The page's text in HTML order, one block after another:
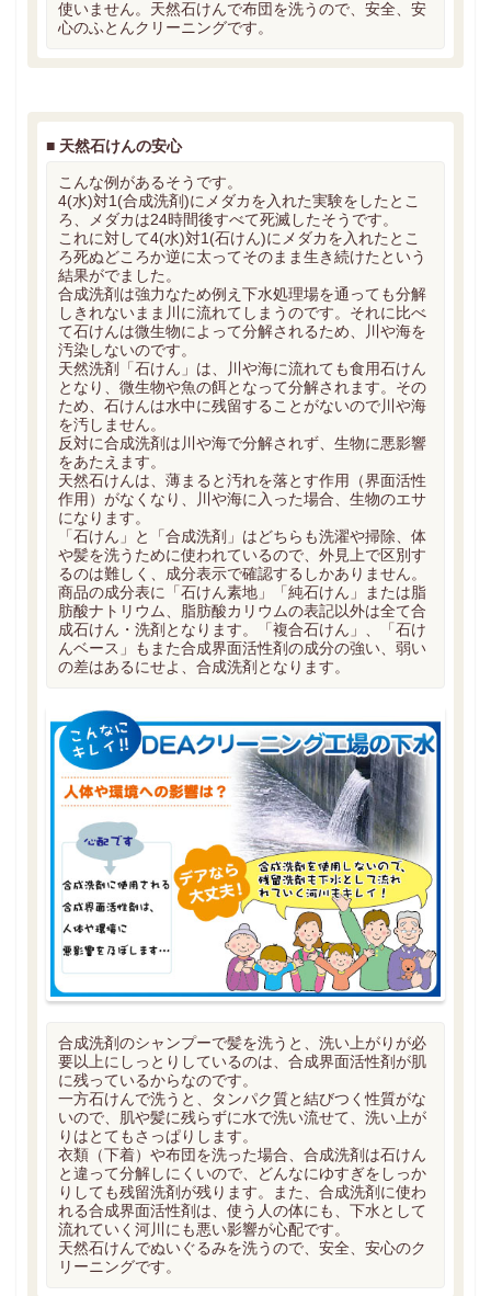
使いません。天然石けんで布団を洗うので、安全、安
心のふとんクリーニングです。
■ 天然石けんの安心
こんな例があるそうです。
4(水)対1(合成洗剤)にメダカを入れた実験をしたとこ
ろ、メダカは24時間後すべて死滅したそうです。
これに対して4(水)対1(石けん)にメダカを入れたとこ
ろ死ぬどころか逆に太ってそのまま生き続けたという
結果がでました。
合成洗剤は強力なため例え下水処理場を通っても分解
しきれないまま川に流れてしまうのです。それに比べ
て石けんは微生物によって分解されるため、川や海を
汚染しないのです。
天然洗剤「石けん」は、川や海に流れても食用石けん
となり、微生物や魚の餌となって分解されます。その
ため、石けんは水中に残留することがないので川や海
を汚しません。
反対に合成洗剤は川や海で分解されず、生物に悪影響
をあたえます。
天然石けんは、薄まると汚れを落とす作用（界面活性
作用）がなくなり、川や海に入った場合、生物のエサ
になります。
「石けん」と「合成洗剤」はどちらも洗濯や掃除、体
や髪を洗うために使われているので、外見上で区別す
るのは難しく、成分表示で確認するしかありません。
商品の成分表に「石けん素地」「純石けん」または脂
肪酸ナトリウム、脂肪酸カリウムの表記以外は全て合
成石けん・洗剤となります。「複合石けん」、「石け
んベース」もまた合成界面活性剤の成分の強い、弱い
の差はあるにせよ、合成洗剤となります。
合成洗剤のシャンプーで髪を洗うと、洗い上がりが必
要以上にしっとりしているのは、合成界面活性剤が肌
に残っているからなのです。
一方石けんで洗うと、タンパク質と結びつく性質がな
いので、肌や髪に残らずに水で洗い流せて、洗い上が
りはとてもさっぱりします。
衣類（下着）や布団を洗った場合、合成洗剤は石けん
と違って分解しにくいので、どんなにゆすぎをしっか
りしても残留洗剤が残ります。また、合成洗剤に使わ
れる合成界面活性剤は、使う人の体にも、下水として
流れていく河川にも悪い影響が心配です。
天然石けんでぬいぐるみを洗うので、安全、安心のク
リーニングです。